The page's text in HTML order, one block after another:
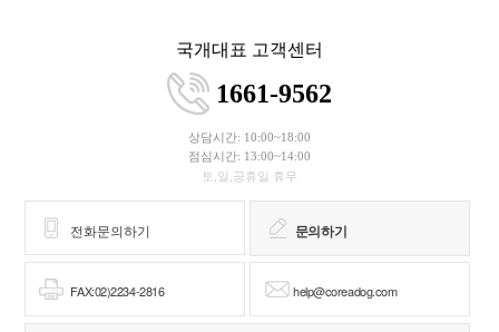
국개대표 고객센터
1661-9562
상담시간: 10:00~18:00
점심시간: 13:00~14:00
토,일,공휴일 휴무
전화문의하기 문의하기
FAX:02)2234-2816 help@coreadog.com